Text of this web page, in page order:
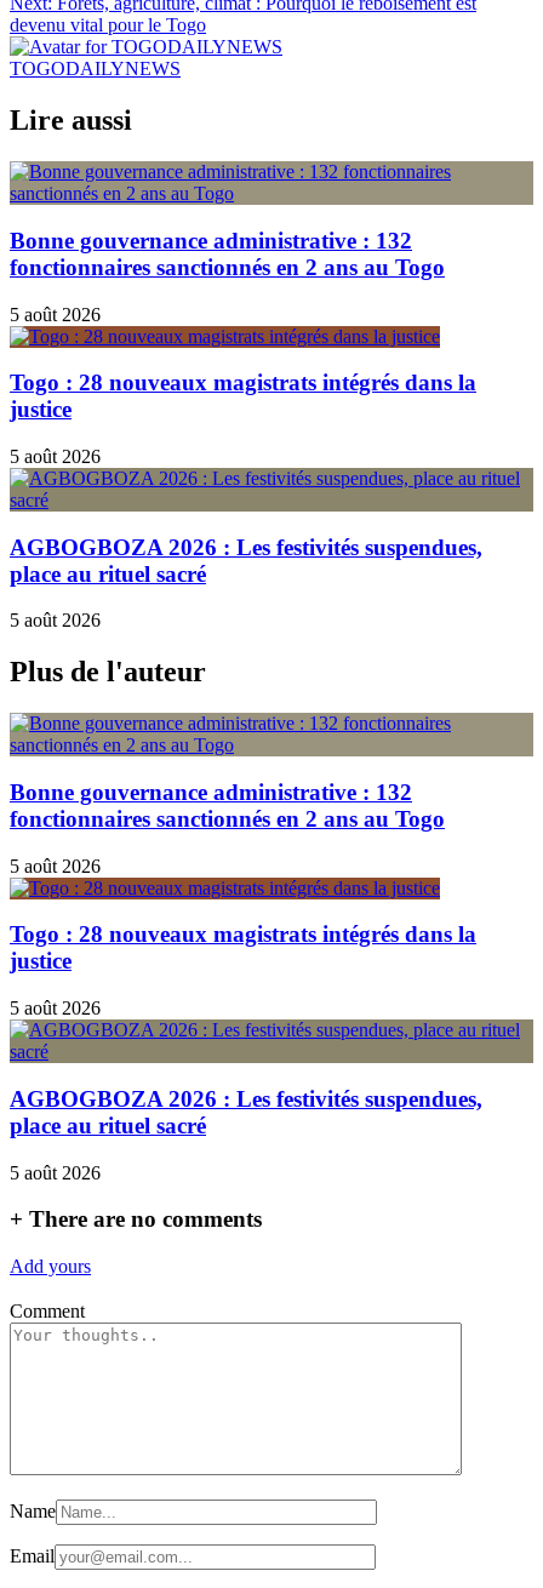
l’article
devenu vital pour le Togo
TOGODAILYNEWS
Lire aussi
Bonne gouvernance administrative : 132
fonctionnaires sanctionnés en 2 ans au Togo
5 août 2026
Togo : 28 nouveaux magistrats intégrés dans la
justice
5 août 2026
AGBOGBOZA 2026 : Les festivités suspendues,
place au rituel sacré
5 août 2026
Plus de l'auteur
Bonne gouvernance administrative : 132
fonctionnaires sanctionnés en 2 ans au Togo
5 août 2026
Togo : 28 nouveaux magistrats intégrés dans la
justice
5 août 2026
AGBOGBOZA 2026 : Les festivités suspendues,
place au rituel sacré
5 août 2026
+ There are no comments
Add yours
Comment
Name
Email